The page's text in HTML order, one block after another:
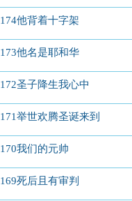
174他背着十字架
173他名是耶和华
172圣子降生我心中
171举世欢腾圣诞来到
170我们的元帅
169死后且有审判